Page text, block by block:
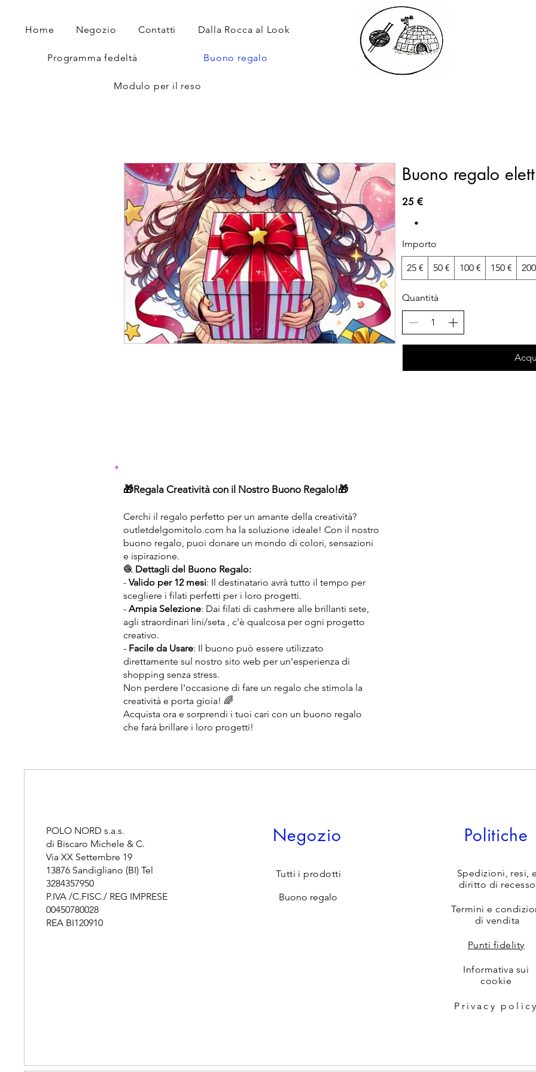
Home Negozio Contatti Dalla Rocca al Look
Programma fedeltà Buono regalo
Modulo per il reso
Buono regalo
25 €
Importo
25 € 50 € 100 € 150 €
Quantità
🎁Regala Creatività con il Nostro Buono Regalo!🎁
Cerchi il regalo perfetto per un amante della creatività?
outletdelgomitolo.com ha la soluzione ideale! Con il nostro
buono regalo, puoi donare un mondo di colori, sensazioni
e ispirazione.
🧶 Dettagli del Buono Regalo:
- Valido per 12 mesi: Il destinatario avrà tutto il tempo per
scegliere i filati perfetti per i loro progetti.
- Ampia Selezione: Dai filati di cashmere alle brillanti sete,
agli straordinari lini/seta , c'è qualcosa per ogni progetto
creativo.
- Facile da Usare: Il buono può essere utilizzato
direttamente sul nostro sito web per un'esperienza di
shopping senza stress.
Non perdere l'occasione di fare un regalo che stimola la
creatività e porta gioia! 🌈
Acquista ora e sorprendi i tuoi cari con un buono regalo
che farà brillare i loro progetti!
POLO NORD s.a.s.
di Biscaro Michele & C.
Via XX Settembre 19
13876 Sandigliano (BI) Tel
3284357950
P.IVA /C.FISC./ REG IMPRESE
00450780028
REA BI120910
Negozio
Tutti i prodotti
Buono regalo
Politiche
Spedizioni, resi, e
diritto di recesso
Termini e
di vendita
Punti fidelity
Informativa sui
cookie
Privacy policy